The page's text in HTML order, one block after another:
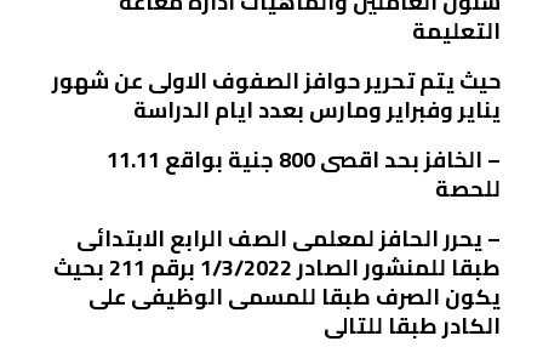
التعليمة
حيث يتم تحرير حوافز الصفوف الاولى عن شهور
يناير وفبراير ومارس بعدد ايام الدراسة
– الخافز بحد اقصى 800 جنية بواقع 11.11
للحصة
– يحرر الحافز لمعلمى الصف الرابع الابتدائى
طبقا للمنشور الصادر 1/3/2022 برقم 211 بحيث
يكون الصرف طبقا للمسمى الوظيفى على
الكادر طبقا للتالى